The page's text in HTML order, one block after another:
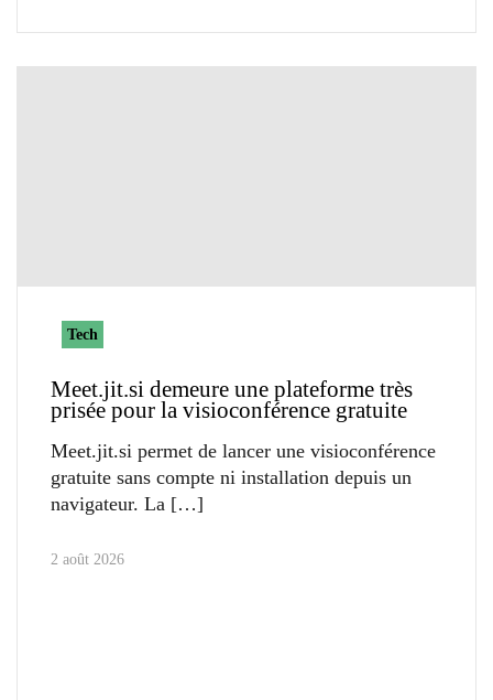
Tech
Meet.jit.si demeure une plateforme très
prisée pour la visioconférence gratuite
Meet.jit.si permet de lancer une visioconférence
gratuite sans compte ni installation depuis un
navigateur. La
2 août 2026